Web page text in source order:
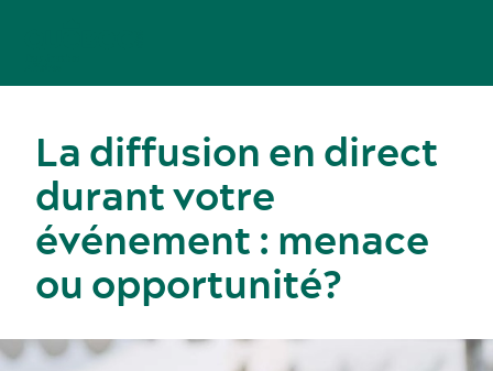
La diffusion en direct
durant votre
événement : menace
ou opportunité?